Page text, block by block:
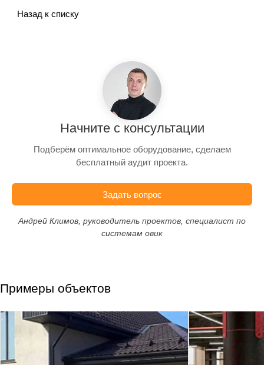
Назад к списку
Начните с консультации
Подберём оптимальное оборудование, сделаем
бесплатный аудит проекта.
Задать вопрос
Андрей Климов, руководитель проектов, специалист по
системам овик
Примеры объектов